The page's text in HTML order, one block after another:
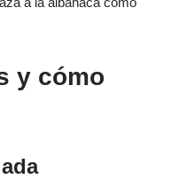
y cómo